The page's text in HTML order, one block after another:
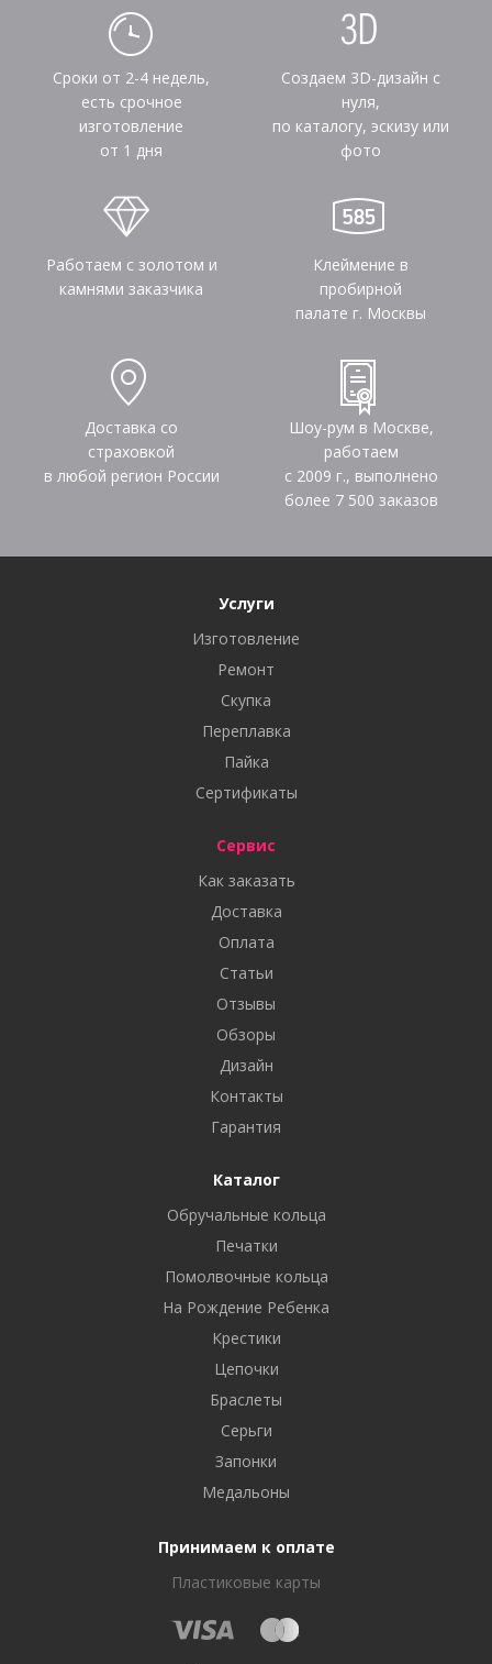
Сроки от 2-4 недель,
есть срочное
изготовление
от 1 дня
Создаем 3D-дизайн с
нуля,
по каталогу, эскизу или
фото
Работаем с золотом и
камнями заказчика
Клеймение в
пробирной
палате г. Москвы
Доставка со
страховкой
в любой регион России
Шоу-рум в Москве,
работаем
с 2009 г., выполнено
более 7 500 заказов
Услуги
Изготовление
Ремонт
Скупка
Переплавка
Пайка
Сертификаты
Сервис
Как заказать
Доставка
Оплата
Статьи
Отзывы
Обзоры
Дизайн
Контакты
Гарантия
Каталог
Обручальные кольца
Печатки
Помолвочные кольца
На Рождение Ребенка
Крестики
Цепочки
Браслеты
Серьги
Запонки
Медальоны
Принимаем к оплате
Пластиковые карты